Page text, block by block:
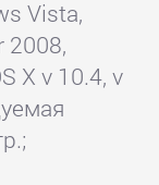
Vista,
2008,
X v 10.4, v